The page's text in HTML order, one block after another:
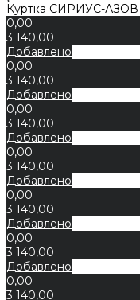
Куртка СИРИУС-АЗОВ
0,00
3 140,00
Добавлено
0,00
3 140,00
Добавлено
0,00
3 140,00
Добавлено
0,00
3 140,00
Добавлено
0,00
3 140,00
Добавлено
0,00
3 140,00
Добавлено
0,00
3 140,00